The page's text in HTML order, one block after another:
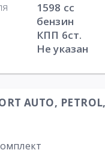
1598 cc
бензин
КПП 6ст.
Не указан
AUTO, PETROL,